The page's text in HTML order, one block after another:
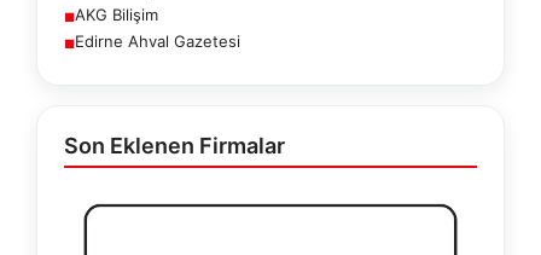
■AKG Bilişim
■Edirne Ahval Gazetesi
Son Eklenen Firmalar